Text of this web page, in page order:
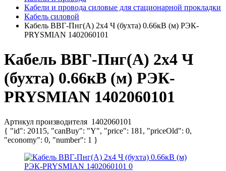
Кабели и провода силовые для стационарной прокладки
Кабель силовой
Кабель ВВГ-Пнг(А) 2х4 Ч (бухта) 0.66кВ (м) РЭК-
PRYSMIAN 1402060101
Кабель ВВГ-Пнг(А) 2х4 Ч
(бухта) 0.66кВ (м) РЭК-
PRYSMIAN 1402060101
Артикул производителя 1402060101
{ "id": 20115, "canBuy": "Y", "price": 181, "priceOld": 0,
"economy": 0, "number": 1 }